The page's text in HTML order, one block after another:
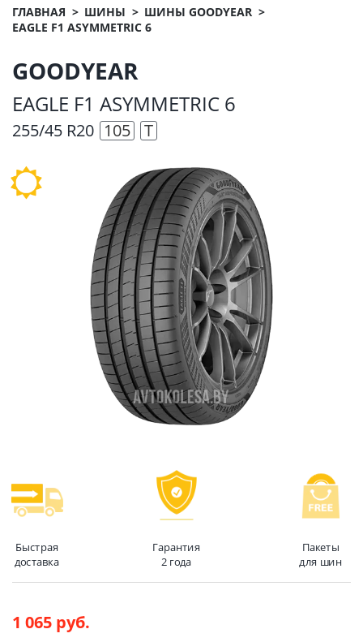
ГЛАВНАЯ ШИНЫ
ШИНЫ GOODYEAR
EAGLE F1 ASYMMETRIC 6
GOODYEAR
EAGLE F1 ASYMMETRIC 6
255/45 R20 105 T
Быстрая
доставка
Гарантия
2 года
Пакеты
для шин
1 065 руб.